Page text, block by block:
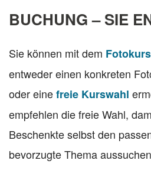
BUCHUNG – SIE
Sie können mit dem
entweder einen konkreten
oder einefreie Kurswahl
empfehlen die freie Wahl,
Beschenkte selbst den
bevorzugte Thema